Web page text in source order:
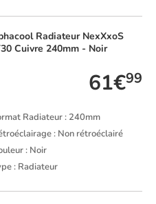
Radiateur NexXxoS
Cuivre 240mm - Noir
61€99
Radiateur : 240mm
: Non rétroéclairé
: Noir
: Radiateur